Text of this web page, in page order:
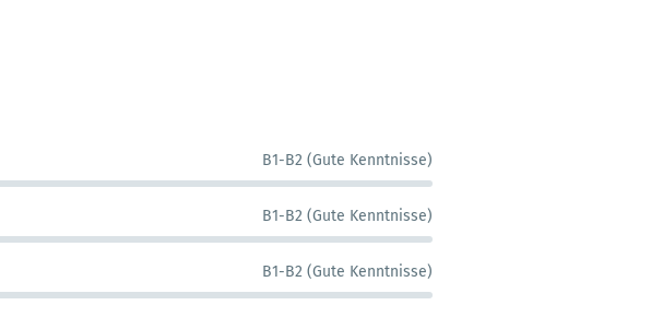
B1-B2 (Gute Kenntnisse)
B1-B2 (Gute Kenntnisse)
B1-B2 (Gute Kenntnisse)